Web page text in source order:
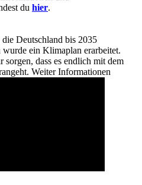
du hier.
Deutschland bis 2035
ein Klimaplan erarbeitet.
dass es endlich mit dem
Weiter Informationen